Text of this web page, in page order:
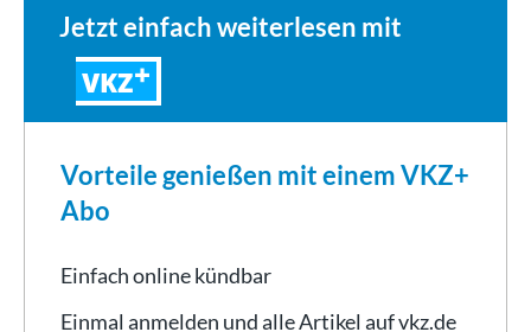
Jetzt einfach weiterlesen mit
VKZ
Vorteile genießen mit einem VKZ+
Abo
Einfach online kündbar
Einmal anmelden und alle Artikel auf vkz.de